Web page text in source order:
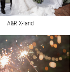
A&R X-land